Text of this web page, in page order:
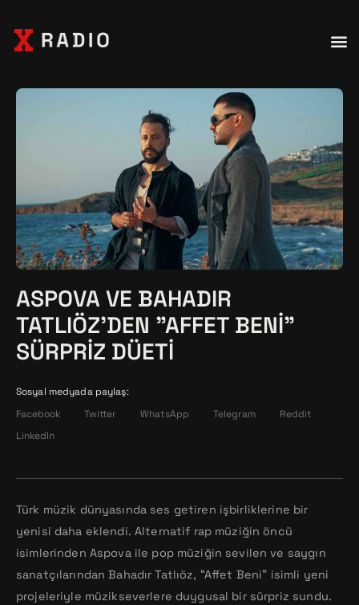
ASPOVA VE BAHADIR
TATLIÖZ'DEN "AFFET BENI"
SÜRPRIZ DÜETI
Sosyal medyada paylaş:
Facebook
Twitter WhatsApp Telegram
Reddit
LinkedIn
Türk müzik dünyasında ses getiren işbirliklerine bir
yenisi daha eklendi. Alternatif rap müziğin öncü
isimlerinden Aspova ile pop müziğin sevilen ve saygın
sanatçılarından Bahadır Tatlıöz, “Affet Beni” isimli yeni
projeleriyle müzikseverlere duygusal bir sürpriz sundu.